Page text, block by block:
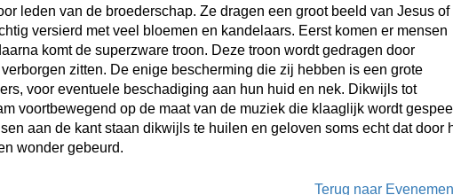
leden van de broederschap. Ze dragen een groot beeld van Jesus of
versierd met veel bloemen en kandelaars. Eerst komen er mensen
komt de superzware troon. Deze troon wordt gedragen door
zitten. De enige bescherming die zij hebben is een grote
voor eventuele beschadiging aan hun huid en nek. Dikwijls tot
voortbewegend op de maat van de muziek die klaaglijk wordt
aan de kant staan dikwijls te huilen en geloven soms echt dat door
wonder gebeurd.
Terug naar